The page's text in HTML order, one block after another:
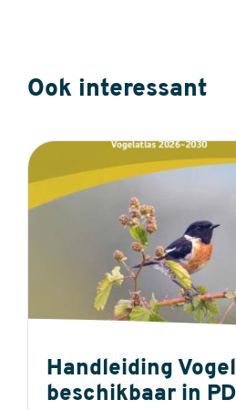
Ook interessant
Handleiding
beschikbaar in